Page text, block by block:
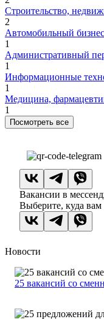
Строительство,
2
Автомобильный бизнес
1
Административный
1
Информационные
1
Медицина,
1
Посмотреть все
Вакансии в
Выберите, куда
Новости
25 вакансий со